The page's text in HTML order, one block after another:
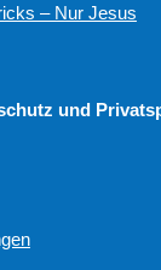
– Nur Jesus
und